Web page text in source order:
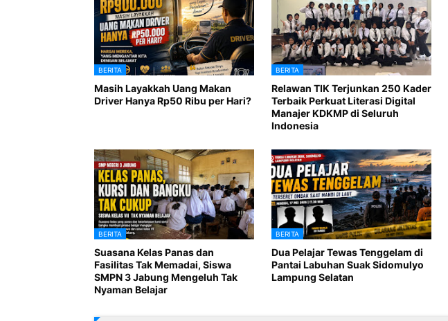
BERITA
Masih Layakkah Uang Makan
Driver Hanya Rp50 Ribu per Hari?
BERITA
Relawan TIK Terjunkan 250 Kader
Terbaik Perkuat Literasi Digital
Manajer KDKMP di Seluruh
Indonesia
BERITA
Suasana Kelas Panas dan
Fasilitas Tak Memadai, Siswa
SMPN 3 Jabung Mengeluh Tak
Nyaman Belajar
BERITA
Dua Pelajar Tewas Tenggelam di
Pantai Labuhan Suak Sidomulyo
Lampung Selatan